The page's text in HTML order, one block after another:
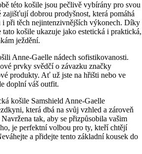
této košile jsou pečlivě vybírány pro svou
dobrou prodyšnost, která pomáhá
i při těch nejintenzivnějších výkonech. Díky
tato košile ukazuje jako estetická i praktická,
ježdění.
Anne-Gaelle nádech sofistikovanosti.
prvky svědčí o závazku značky
produkty. Ať už jste na hřišti nebo ve
doplní váš outfit.
košile Samshield Anne-Gaelle
která dbá na svůj vzhled a zároveň
tak, aby se přizpůsobila vašim
je perfektní volbou pro ty, kteří chtějí
a přidejte tento základní kousek do